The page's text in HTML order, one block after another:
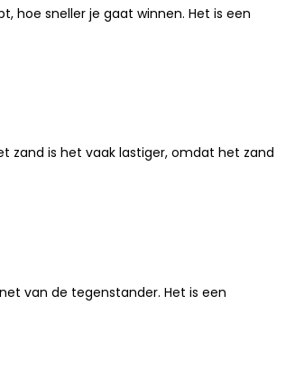
hoe sneller je gaat winnen. Het is een
zand is het vaak lastiger, omdat het zand
van de tegenstander. Het is een